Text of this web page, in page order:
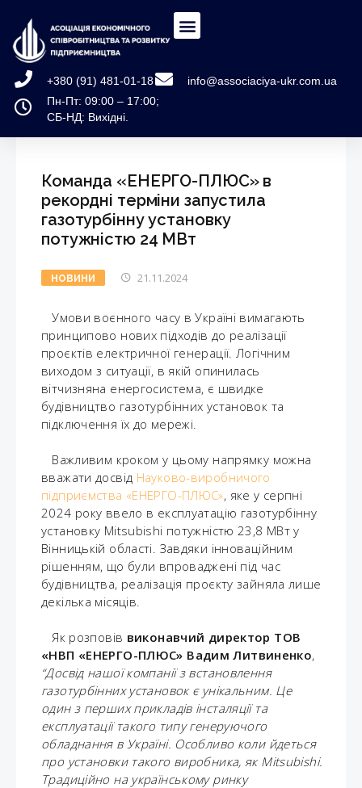
+380 (91) 481-01-18
info@associaciya-ukr.com.ua
Пн-Пт: 09:00 – 17:00;
СБ-НД: Вихідні.
Команда «ЕНЕРГО-ПЛЮС» в
рекордні терміни запустила
газотурбінну установку
потужністю 24 МВт
НОВИНИ 21.11.2024
Умови воєнного часу в Україні вимагають
принципово нових підходів до реалізації
проєктів електричної генерації. Логічним
виходом з ситуації, в якій опинилась
вітчизняна енергосистема, є швидке
будівництво газотурбінних установок та
підключення їх до мережі.
Важливим кроком у цьому напрямку можна
вважати досвід Науково-виробничого
підприємства «ЕНЕРГО-ПЛЮС», яке у серпні
2024 року ввело в експлуатацію газотурбінну
установку Mitsubishi потужністю 23,8 МВт у
Вінницькій області. Завдяки інноваційним
рішенням, що були впроваджені під час
будівництва, реалізація проєкту зайняла лише
декілька місяців.
Як розповів виконавчий директор ТОВ
«НВП «ЕНЕРГО-ПЛЮС» Вадим Литвиненко,
“Досвід нашої компанії з встановлення
газотурбінних установок є унікальним. Це
один з перших прикладів інсталяції та
експлуатації такого типу генеруючого
обладнання в Україні. Особливо коли йдеться
про установки такого виробника, як Mitsubishi.
Традиційно на українському ринку